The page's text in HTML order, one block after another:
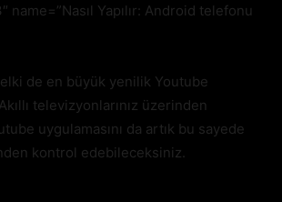
name=”Nasıl Yapılır: Android telefonu
de en büyük yenilik Youtube
televizyonlarınız üzerinden
uygulamasını da artık bu sayede
kontrol edebileceksiniz.